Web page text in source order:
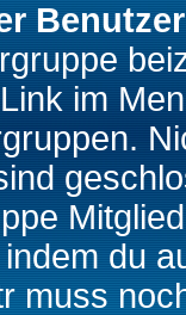
im
du
muss